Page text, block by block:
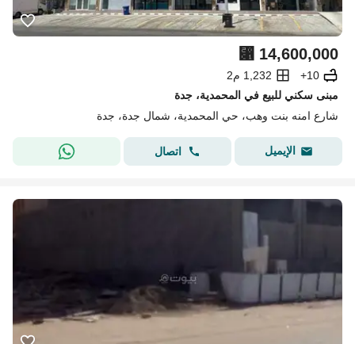
⃁ 14,600,000
10+
1,232 م2
مبنى سكني للبيع في المحمدية، جدة
شارع امنه بنت وهب، حي المحمدية، شمال جدة، جدة
الإيميل اتصال